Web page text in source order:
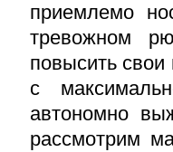
приемлемо
тревожном
повысить
с
автономно
рассмотрим